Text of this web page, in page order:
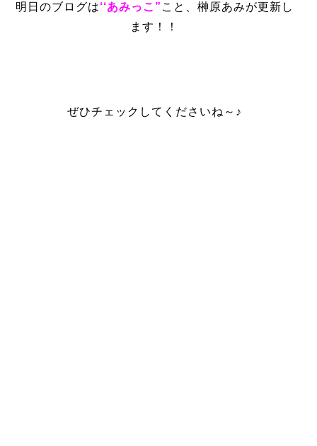
明日のブログは‘‘あみっこ” こと、榊原あみが更新し
ます！！
ぜひチェックしてくださいね～♪